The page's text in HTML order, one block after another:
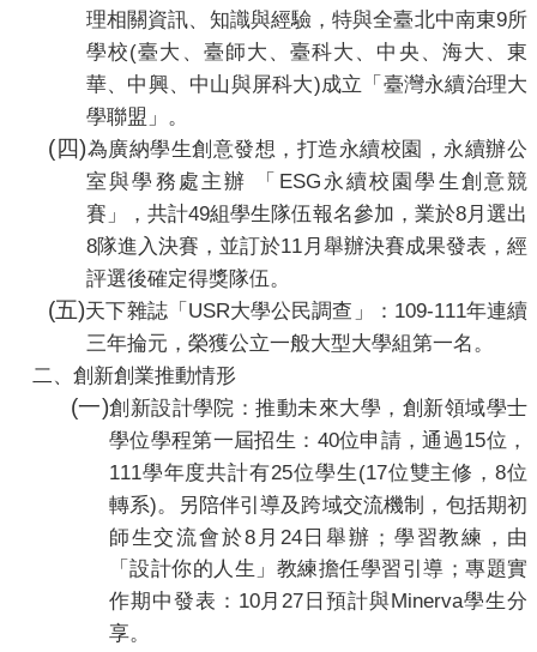
理相關資訊、知識與經驗，特與全臺北中南東9所
學校(臺大、臺師大、臺科大、中央、海大、東
華、中興、中山與屏科大)成立「臺灣永續治理大
學聯盟」。
(四)為廣納學生創意發想，打造永續校園，永續辦公
室與學務處主辦
「 ESG 永續校園學生創意競
賽」，共計49組學生隊伍報名參加，業於8月選出
8隊進入決賽，並訂於11 月舉辦決賽成果發表，經
評選後確定得獎隊伍。
(五)天下雜誌「 USR大學公民調查」： 109-111年連續
三年掄元，榮獲公立一般大型大學組第一名。
二、 創新創業推動情形
(一)創新設計學院：推動未來大學， 創新領域學士
學位學程第一屆招生： 40位申請，通過15位，
111學年度共計有25位學生 (17位雙主修，8位
轉系)。另陪伴引導及跨域交流機制，包括期初
師生交流會於8月 24日舉辦；學習教練，由
「設計你的人生」教練擔任學習引導；專題實
作期中發表： 10月27 日預計與Minerva學生分
享。